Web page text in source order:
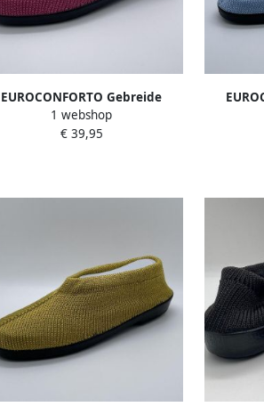
EUROCONFORTO Gebreide
Portugese Schoen Pink Rosé
Instappers Pantoffel
1 webshop
€ 39,95